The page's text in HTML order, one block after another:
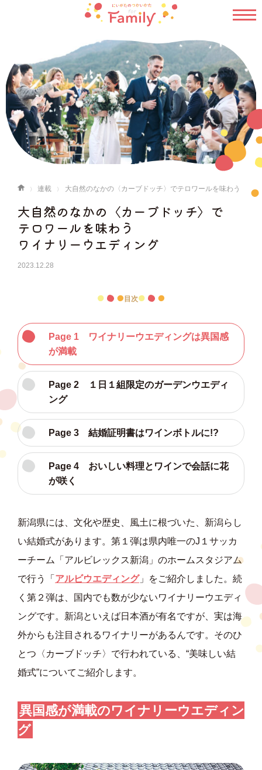
連載
大自然のなかの〈カーブドッチ〉でテロワールを味わう
大自然のなかの〈カーブドッチ〉で
テロワールを味わう
ワイナリーウエディング
2023.12.28
目次
Page 1 ワイナリーウエディングは異国感
が満載
Page 2 １日１組限定のガーデンウエディ
ング
Page 3 結婚証明書はワインボトルに!?
Page 4 おいしい料理とワインで会話に花
が咲く
新潟県には、文化や歴史、風土に根づいた、新潟らし
い結婚式があります。第１弾は県内唯一のJ１サッカ
ーチーム「アルビレックス新潟」のホームスタジアム
で行う「 アルビウエディング」をご紹介しました。続
く第２弾は、国内でも数が少ないワイナリーウエディ
ングです。新潟といえば日本酒が有名ですが、実は海
外からも注目されるワイナリーがあるんです。そのひ
とつ〈カーブドッチ〉で行われている、“美味しい結
婚式”についてご紹介します。
異国感が満載のワイナリーウエディン
グ